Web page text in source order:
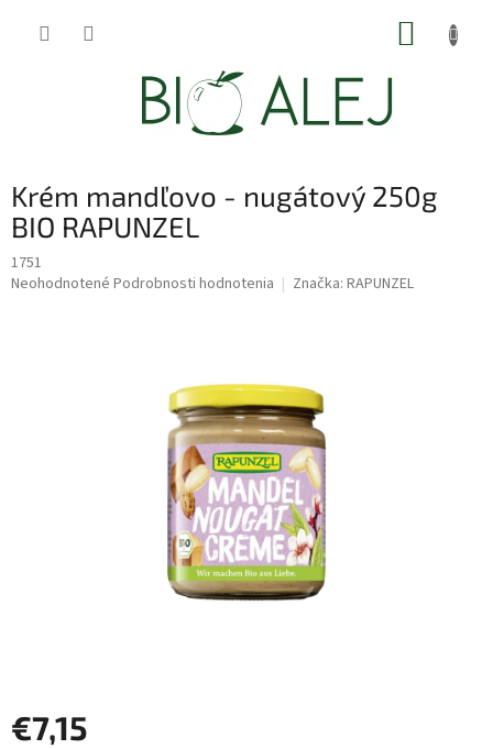
Krém mandľovo - nugátový 250g
BIO RAPUNZEL
1751
Priemerné
Neohodnotené Podrobnosti hodnotenia Značka: RAPUNZEL
€7,15